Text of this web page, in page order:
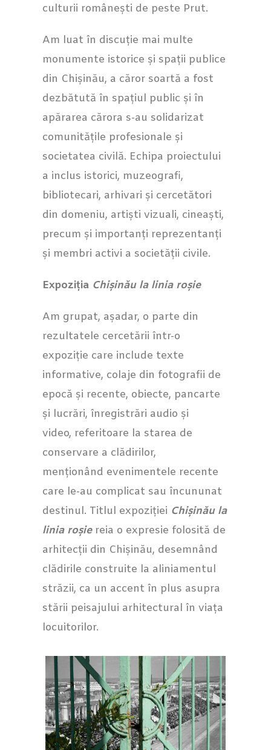
culturii românești de peste Prut.
Am luat în discuție mai multe
monumente istorice și spații publice
din Chișinău, a căror soartă a fost
dezbătută în spațiul public și în
apărarea cărora s-au solidarizat
comunitățile profesionale și
societatea civilă. Echipa proiectului
a inclus istorici, muzeografi,
bibliotecari, arhivari și cercetători
din domeniu, artiști vizuali, cineaști,
precum și importanți reprezentanți
și membri activi a societății civile.
Expoziția Chișinău la linia roșie
Am grupat, așadar, o parte din
rezultatele cercetării într-o
expoziție care include texte
informative, colaje din fotografii de
epocă și recente, obiecte, pancarte
și lucrări, înregistrări audio și
video, referitoare la starea de
conservare a clădirilor,
menționând evenimentele recente
care le-au complicat sau încununat
destinul. Titlul expoziției Chișinău la
linia roșiereia o expresie folosită de
arhitecții din Chișinău, desemnând
clădirile construite la aliniamentul
străzii, ca un accent în plus asupra
stării peisajului arhitectural în viața
locuitorilor.